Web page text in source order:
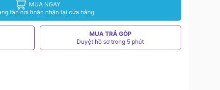
MUA NGAY
tận nơi hoặc nhận tại cửa hàng
MUA TRẢ GÓP
Duyệt hồ sơ trong 5 phút